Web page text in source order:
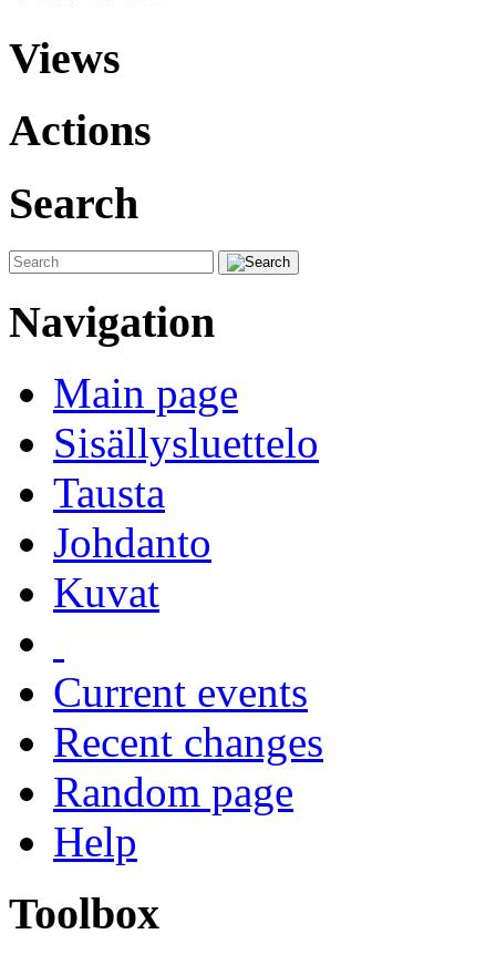
Views
Actions
Search
Navigation
Main page
Sisällysluettelo
Tausta
Johdanto
Kuvat
Current events
Recent changes
Random page
Help
Toolbox